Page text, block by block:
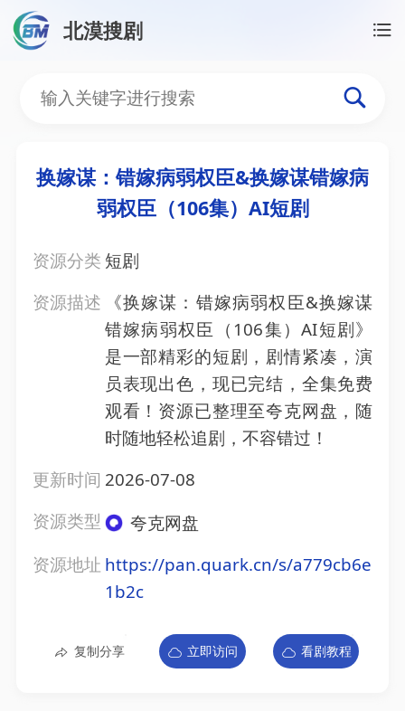
北漠搜剧
换嫁谋：错嫁病弱权臣&
换嫁谋：错嫁病弱权臣&换嫁谋错嫁病
弱权臣（106集）AI短剧
资源分类 短剧
资源描述
《换嫁谋：错嫁病弱权臣&换嫁谋
错嫁病弱权臣（106集）AI短剧》
是一部精彩的短剧，剧情紧凑，演
员表现出色，现已完结，全集免费
观看！资源已整理至夸克网盘，随
时随地轻松追剧，不容错过！
更新时间 2026-07-08
资源类型
夸克网盘
资源地址 https://pan.quark.cn/s/a779cb6e
1b2c
复制分享 立即访问 看剧教程